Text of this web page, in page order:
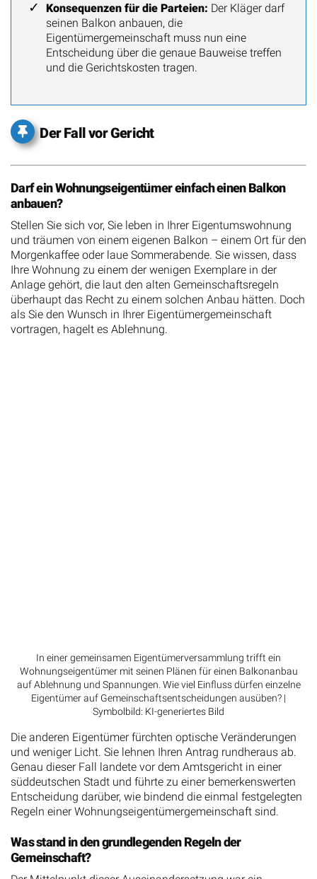
Konsequenzen für die Parteien: Der Kläger darf
seinen Balkon anbauen, die
Eigentümergemeinschaft muss nun eine
Entscheidung über die genaue Bauweise treffen
und die Gerichtskosten tragen.
Der Fall vor Gericht
Darf ein Wohnungseigentümer einfach einen Balkon
anbauen?
Stellen Sie sich vor, Sie leben in Ihrer Eigentumswohnung
und träumen von einem eigenen Balkon – einem Ort für den
Morgenkaffee oder laue Sommerabende. Sie wissen, dass
Ihre Wohnung zu einem der wenigen Exemplare in der
Anlage gehört, die laut den alten Gemeinschaftsregeln
überhaupt das Recht zu einem solchen Anbau hätten. Doch
als Sie den Wunsch in Ihrer Eigentümergemeinschaft
vortragen, hagelt es Ablehnung.
In einer gemeinsamen Eigentümerversammlung trifft ein
Wohnungseigentümer mit seinen Plänen für einen Balkonanbau
auf Ablehnung und Spannungen. Wie viel Einfluss dürfen einzelne
Eigentümer auf Gemeinschaftsentscheidungen ausüben? |
Symbolbild: KI-generiertes Bild
Die anderen Eigentümer fürchten optische Veränderungen
und weniger Licht. Sie lehnen Ihren Antrag rundheraus ab.
Genau dieser Fall landete vor dem Amtsgericht in einer
süddeutschen Stadt und führte zu einer bemerkenswerten
Entscheidung darüber, wie bindend die einmal festgelegten
Regeln einer Wohnungseigentümergemeinschaft sind.
Was stand in den grundlegenden Regeln der
Gemeinschaft?